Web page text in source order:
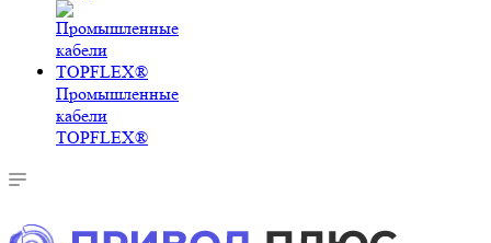
Промышленные
кабели
TOPFLEX®